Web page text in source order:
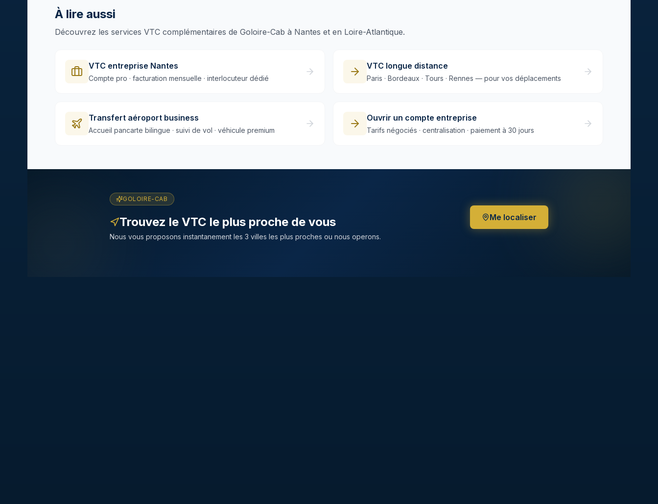
À lire aussi
Découvrez les services VTC complémentaires de Goloire-Cab à Nantes et en Loire-Atlantique.
VTC entreprise Nantes
Compte pro · facturation mensuelle · interlocuteur dédié
VTC longue distance
Paris · Bordeaux · Tours · Rennes — pour vos déplacements
Transfert aéroport business
Accueil pancarte bilingue · suivi de vol · véhicule premium
Ouvrir un compte entreprise
Tarifs négociés · centralisation · paiement à 30 jours
GOLOIRE-CAB
Trouvez le VTC le plus proche de vous
Nous vous proposons instantanement les 3 villes les plus proches ou nous operons.
Me localiser